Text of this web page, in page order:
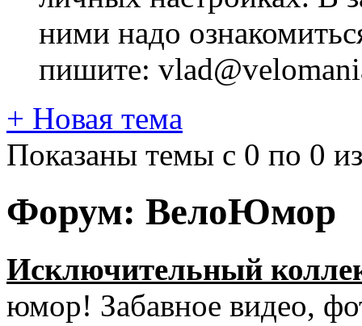
ними надо
пишите:
+ Новая тема
Показаны темы с 0 по 0
Форум: ВелоЮмор
Исключительный
юмор! Забавное видео,